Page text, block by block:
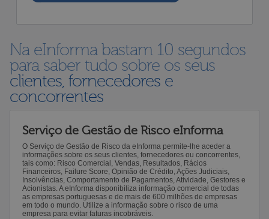
Na eInforma bastam 10 segundos
para saber tudo sobre os seus
clientes, fornecedores e
concorrentes
Serviço de Gestão de Risco eInforma
O Serviço de Gestão de Risco da eInforma permite-lhe aceder a
informações sobre os seus clientes, fornecedores ou concorrentes,
tais como: Risco Comercial, Vendas, Resultados, Rácios
Financeiros, Failure Score, Opinião de Crédito, Ações Judiciais,
Insolvências, Comportamento de Pagamentos, Atividade, Gestores e
Acionistas. A eInforma disponibiliza informação comercial de todas
as empresas portuguesas e de mais de 600 milhões de empresas
em todo o mundo. Utilize a informação sobre o risco de uma
empresa para evitar faturas incobráveis.